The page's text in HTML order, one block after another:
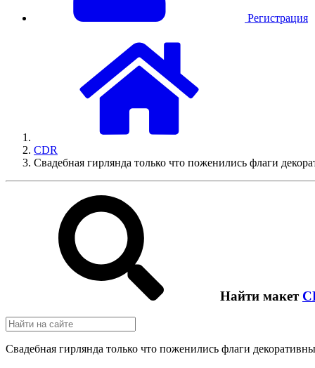
Регистрация
CDR
Свадебная гирлянда только что поженились флаги
Найти макет
Свадебная гирлянда только что поженились флаги